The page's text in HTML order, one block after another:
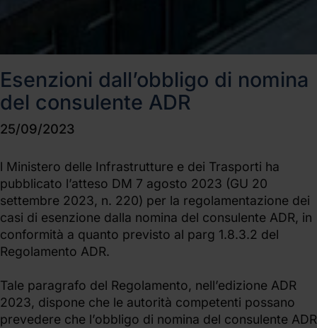
Esenzioni dall’obbligo di nomina
del consulente ADR
25/09/2023
l Ministero delle Infrastrutture e dei Trasporti ha
pubblicato l’atteso DM 7 agosto 2023 (GU 20
settembre 2023, n. 220) per la regolamentazione dei
casi di esenzione dalla nomina del consulente ADR, in
conformità a quanto previsto al parg 1.8.3.2 del
Regolamento ADR.
Tale paragrafo del Regolamento, nell’edizione ADR
2023, dispone che le autorità competenti possano
prevedere che l’obbligo di nomina del consulente ADR